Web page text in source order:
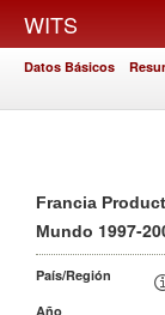
WITS
Datos Básicos
Francia
Mundo 1997-
País/Región
Año